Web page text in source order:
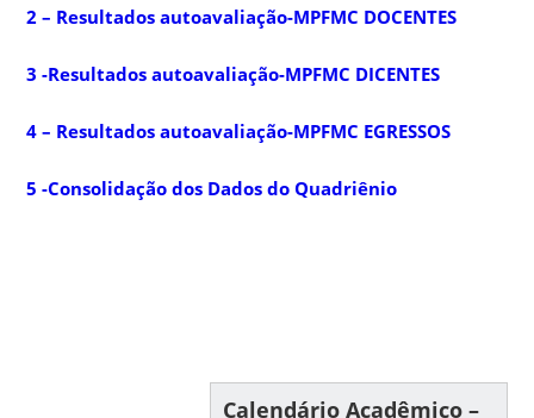
2 – Resultados autoavaliação-MPFMC DOCENTES
3 -Resultados autoavaliação-MPFMC DICENTES
4 – Resultados autoavaliação-MPFMC EGRESSOS
5 -Consolidação dos Dados do Quadriênio
Calendário Acadêmico –